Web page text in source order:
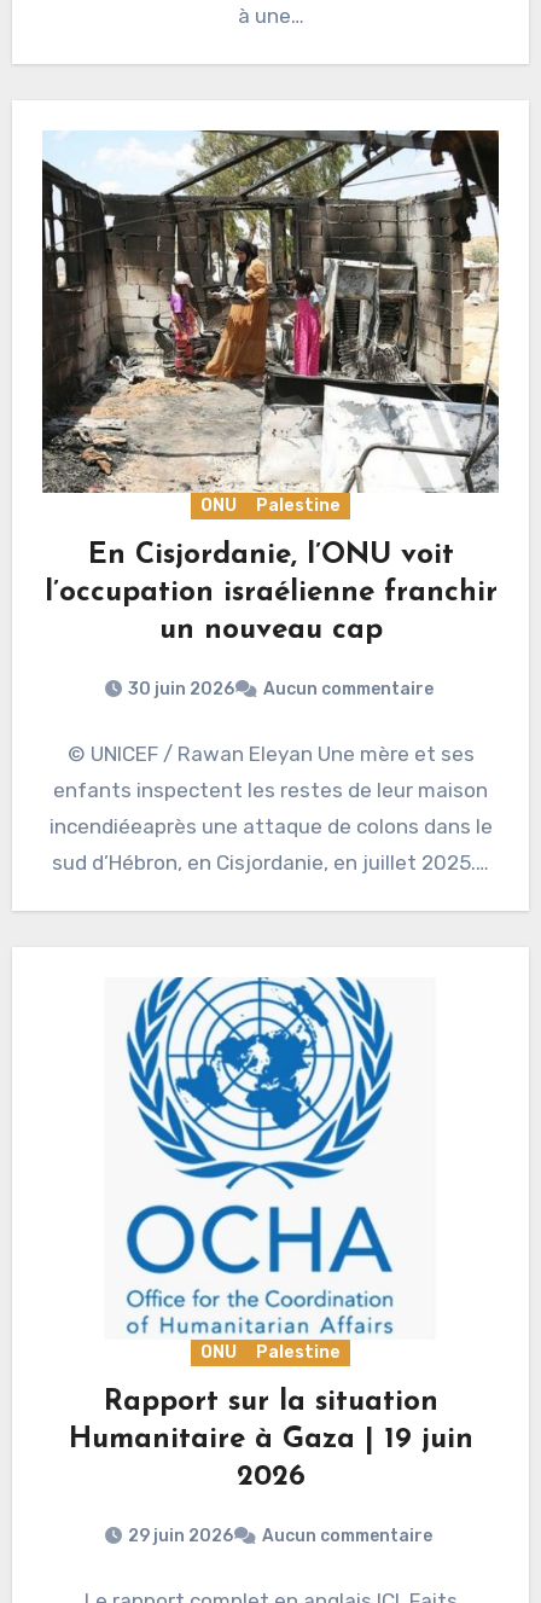
à une…
ONU Palestine
En Cisjordanie, l’ONU voit
l’occupation israélienne franchir
un nouveau cap
30 juin 2026 Aucun commentaire
© UNICEF / Rawan Eleyan Une mère et ses
enfants inspectent les restes de leur maison
incendiéeaprès une attaque de colons dans le
sud d’Hébron, en Cisjordanie, en juillet 2025.…
ONU Palestine
Rapport sur la situation
Humanitaire à Gaza | 19 juin
2026
29 juin 2026 Aucun commentaire